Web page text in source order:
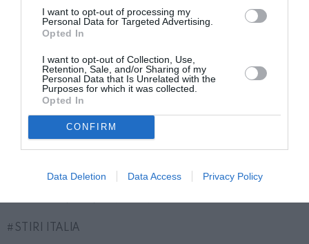
I want to opt-out of processing my
Personal Data for Targeted Advertising.
Opted In
I want to opt-out of Collection, Use,
Retention, Sale, and/or Sharing of my
Personal Data that Is Unrelated with the
Purposes for which it was collected.
Opted In
CONFIRM
Data Deletion Data Access Privacy Policy
dintre italieni (de șase ori mai mare decât cea
deținută de cea mai săracă jumătate a populației) a
fondul unei stabilități substanțiale a cotei celor mai
săraci 20% și a unei scăderi a cotelor de avere ale
celorlalte decile ale populației. Averea în mâinile celor
mai bogați 5% dintre italieni (deținători a 41,7% din
avuția națională netă) la sfârșitul anului 2021 era mai
mare decât cea deținută de cei mai săraci 80% dintre
STIRI ITALIA